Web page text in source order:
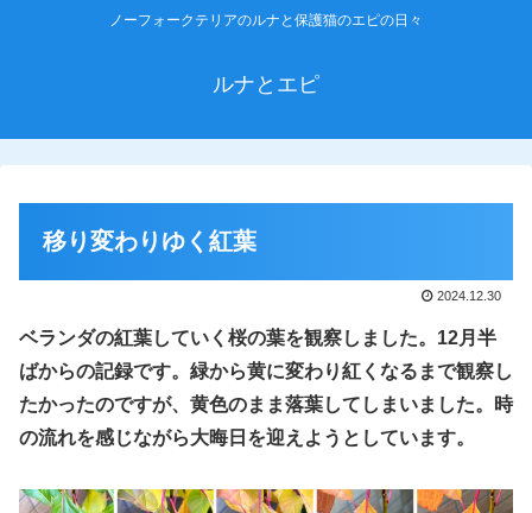
ノーフォークテリアのルナと保護猫のエピの日々
ルナとエピ
移り変わりゆく紅葉
2024.12.30
ベランダの紅葉していく 桜の葉を観察しました。12月半
ばからの記録です。緑から黄に変わり紅くなるまで観察し
たかったのですが、黄色のまま落葉してしまいました。時
の流れを感じながら大晦日を迎えようとしています。